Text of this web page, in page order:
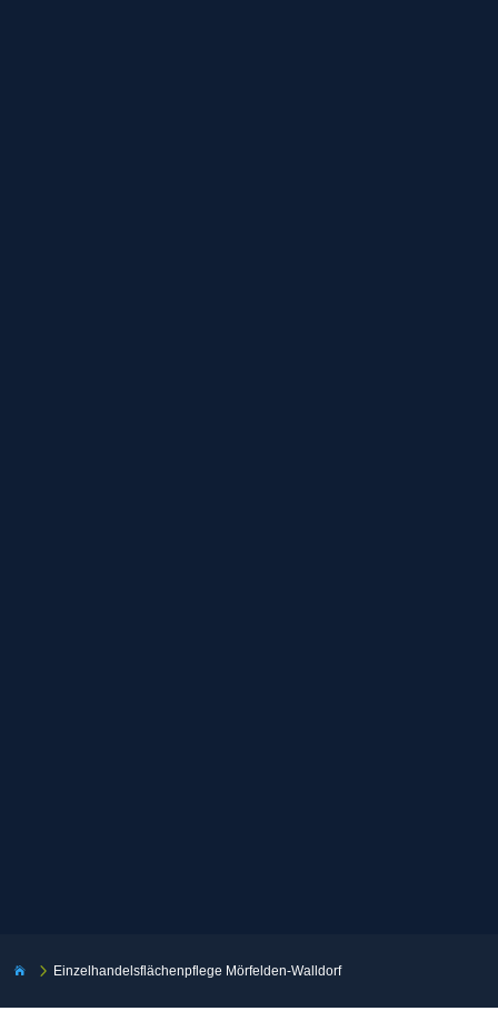
 5 Einzelhandelsflächenpflege Mörfelden-Walldorf